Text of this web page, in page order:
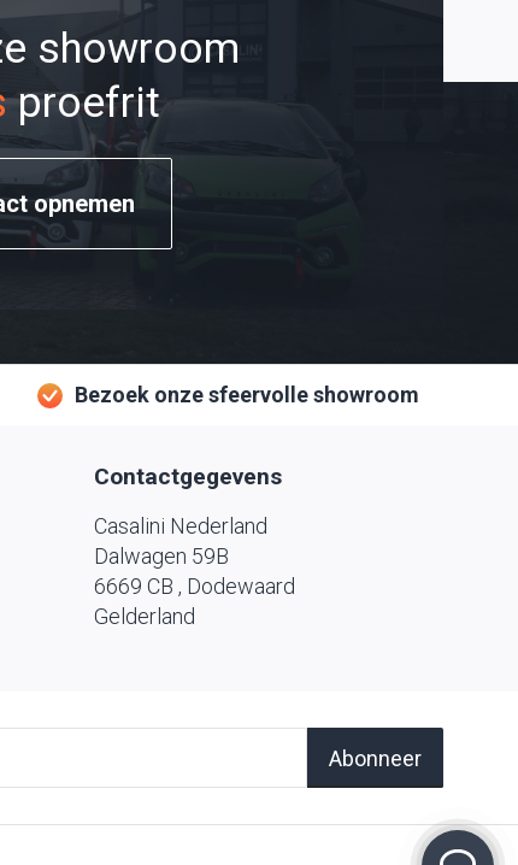
showroom
proefrit
opnemen
Bezoek onze sfeervolle showroom
Contactgegevens
Casalini Nederland
Dalwagen 59B
6669 CB , Dodewaard
Gelderland
Abonneer